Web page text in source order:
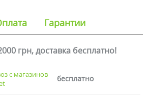
Гарантии
грн, доставка бесплатно!
с магазинов
бесплатно